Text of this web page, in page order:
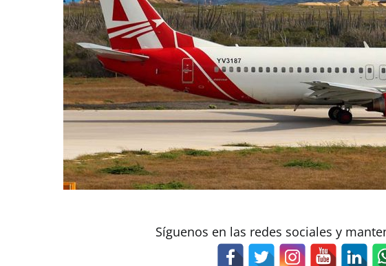
Síguenos en las redes sociales y